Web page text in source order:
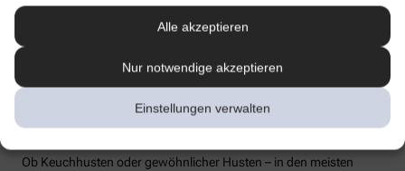
Alle akzeptieren
Nur notwendige akzeptieren
Einstellungen verwalten
im sechsten Lebensmonat.
4. Auffrischung:
Ob Keuchhusten oder gewöhnlicher Husten – in den meisten